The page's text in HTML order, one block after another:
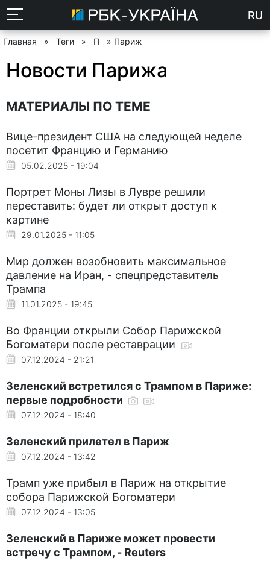
RU
Главная » Теги » П » Париж
Новости Парижа
МАТЕРИАЛЫ ПО ТЕМЕ
Вице-президент США на следующей неделе
посетит Францию и Германию
05.02.2025 - 19:04
Портрет Моны Лизы в Лувре решили
переставить: будет ли открыт доступ к
картине
29.01.2025 - 11:05
Мир должен возобновить максимальное
давление на Иран, - спецпредставитель
Трампа
11.01.2025 - 19:45
Во Франции открыли Собор Парижской
Богоматери после реставрации
07.12.2024 - 21:21
Зеленский встретился с Трампом в Париже:
первые подробности
07.12.2024 - 18:40
Зеленский прилетел в Париж
07.12.2024 - 13:42
Трамп уже прибыл в Париж на открытие
собора Парижской Богоматери
07.12.2024 - 13:05
Зеленский в Париже может провести
встречу с Трампом, - Reuters